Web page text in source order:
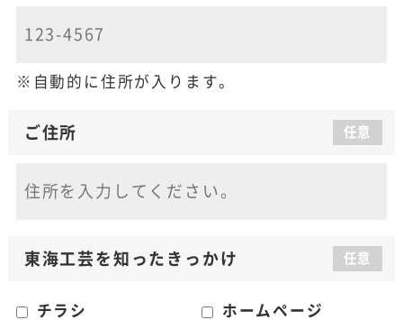
自動的に住所が入ります。
ご住所 任意
東海工芸を知った きっかけ 任意
チラシ ホームページ